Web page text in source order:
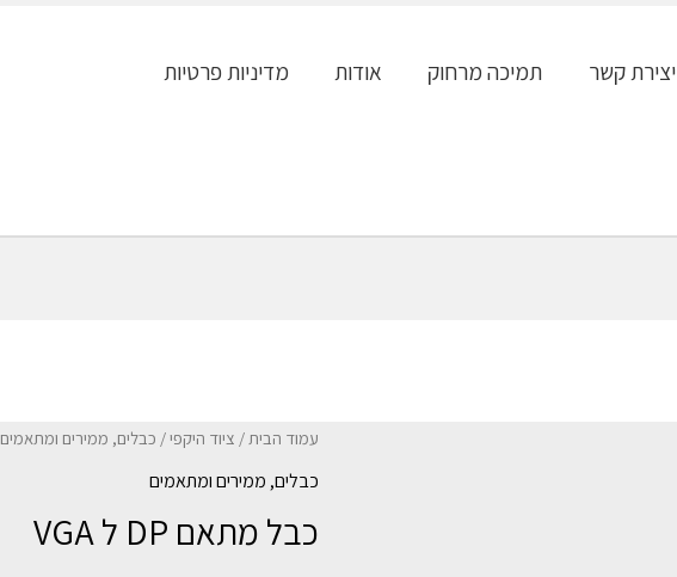
יצירת קשר תמיכה מרחוק אודות מדיניות פרטיות
עמוד הבית/ ציוד היקפי/ כבלים, ממירים ומתאמים
כבלים, ממירים ומתאמים
כבל מתאם DP ל VGA